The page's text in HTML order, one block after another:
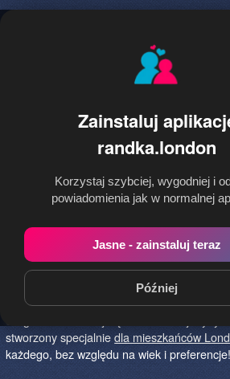
Zainstaluj
randka.london
Korzystaj szybciej, wygodniej i
powiadomienia jak w normalnej
Jasne - zainstaluj teraz
Później
Randka.london to najlepszy sposób na
w Londynie!Określ czego szukasz i skończ
Znajdziesz tu osoby szukające miłości lub
na randkę, imprezę i spotkanie na żywo!
stworzony specjalniedla mieszkańców
każdego, bez względu na wiek i preferencje!